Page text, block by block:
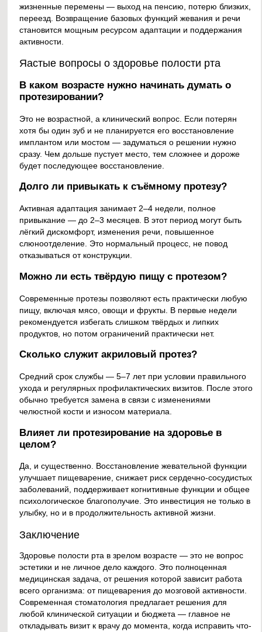
жизненные перемены — выход на пенсию, потерю близких,
переезд. Возвращение базовых функций жевания и речи
становится мощным ресурсом адаптации и поддержания
активности.
Яастые вопросы о здоровье полости рта
В каком возрасте нужно начинать думать о
протезировании?
Это не возрастной, а клинический вопрос. Если потерян
хотя бы один зуб и не планируется его восстановление
имплантом или мостом — задуматься о решении нужно
сразу. Чем дольше пустует место, тем сложнее и дороже
будет последующее восстановление.
Долго ли привыкать к съёмному протезу?
Активная адаптация занимает 2–4 недели, полное
привыкание — до 2–3 месяцев. В этот период могут быть
лёгкий дискомфорт, изменения речи, повышенное
слюноотделение. Это нормальный процесс, не повод
отказываться от конструкции.
Можно ли есть твёрдую пищу с протезом?
Современные протезы позволяют есть практически любую
пищу, включая мясо, овощи и фрукты. В первые недели
рекомендуется избегать слишком твёрдых и липких
продуктов, но потом ограничений практически нет.
Сколько служит акриловый протез?
Средний срок службы — 5–7 лет при условии правильного
ухода и регулярных профилактических визитов. После этого
обычно требуется замена в связи с изменениями
челюстной кости и износом материала.
Влияет ли протезирование на здоровье в
целом?
Да, и существенно. Восстановление жевательной функции
улучшает пищеварение, снижает риск сердечно-сосудистых
заболеваний, поддерживает когнитивные функции и общее
психологическое благополучие. Это инвестиция не только в
улыбку, но и в продолжительность активной жизни.
Заключение
Здоровье полости рта в зрелом возрасте — это не вопрос
эстетики и не личное дело каждого. Это полноценная
медицинская задача, от решения которой зависит работа
всего организма: от пищеварения до мозговой активности.
Современная стоматология предлагает решения для
любой клинической ситуации и бюджета — главное не
откладывать визит к врачу до момента, когда исправить что-